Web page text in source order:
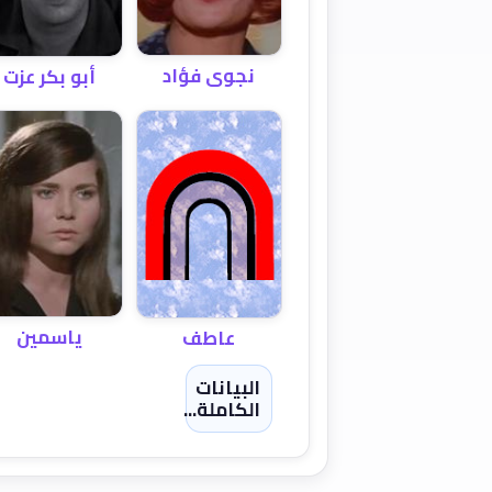
نجوى فؤاد أبو بكر عزت
عاطف
ياسمين
البيانات
الكاملة...